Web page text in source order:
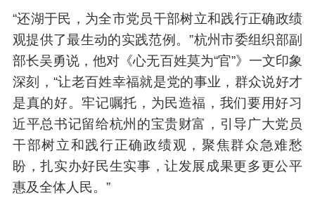
“还湖于民，为全市党员干部树立和践行正确政绩
观提供了最生动的实践范例。”杭州市委组织部副
部长吴勇说，他对《心无百姓莫为“官”》一文印象
深刻，“让老百姓幸福就是党的事业，群众说好才
是真的好。牢记嘱托，为民造福，我们要用好习
近平总书记留给杭州的宝贵财富，引导广大党员
干部树立和践行正确政绩观，聚焦群众急难愁
盼，扎实办好民生实事，让发展成果更多更公平
惠及全体人民。”